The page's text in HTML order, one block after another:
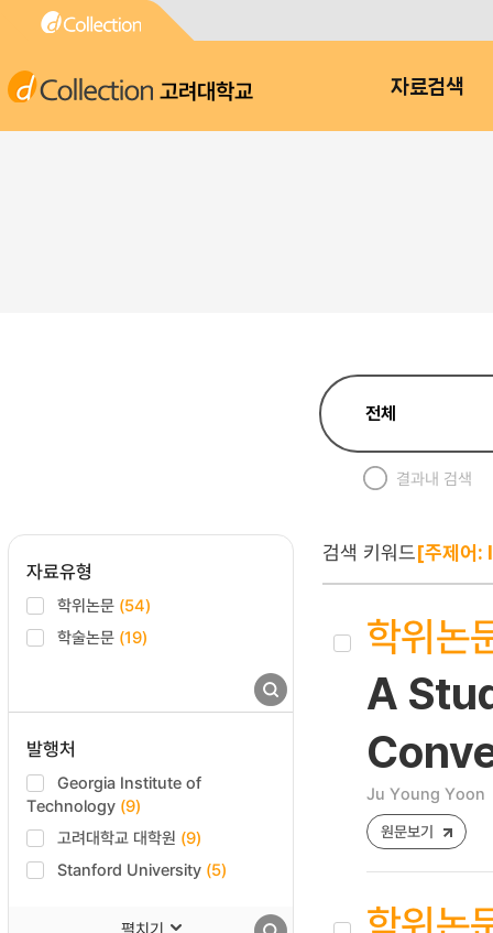
고려대학교 자료검색
결과내 검색
자료유형
학위논문 (54)
학술논문 (19)
발행처
Georgia Institute of
Technology (9)
고려대학교 대학원 (9)
Stanford University (5)
펼치기
검색 키워드[주제
학위논
A
Ju Young Yoon
원문보기